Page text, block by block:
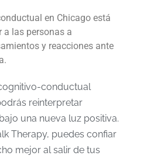
en Chicago está
a las personas a
y reacciones ante
conductual
reinterpretar
una nueva luz positiva.
Therapy, puedes confiar
mejor al salir de tus